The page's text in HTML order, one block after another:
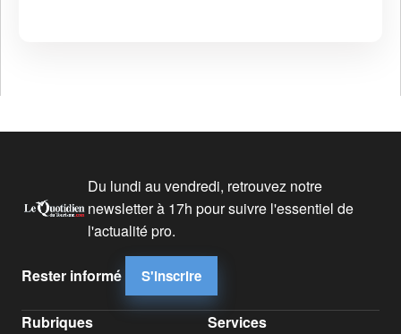
Du lundi au vendredi, retrouvez notre
newsletter à 17h pour suivre l'essentiel de
l'actualité pro.
Rester informé S'inscrire
Rubriques Services